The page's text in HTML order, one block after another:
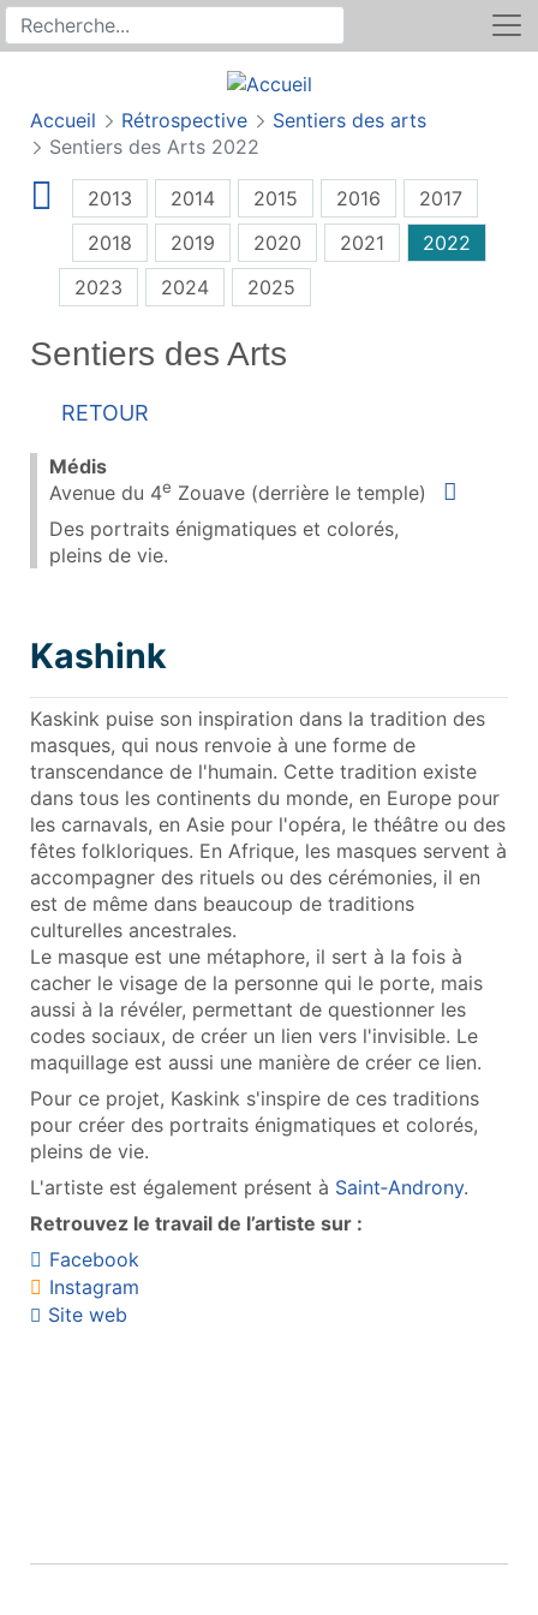
Recherche sur le site
Rechercher
Accueil Rétrospective
Sentiers des arts
Sentiers des Arts 2022
2013 2014 2015 2016
2017
2018
2019 2020 2021
2022
2023
2024 2025
Sentiers des Arts
Retour
Médis
Avenue du 4e Zouave (derrière le temple)
Situer
Des portraits énigmatiques et colorés,
pleins de vie.
Kashink
Kaskink puise son inspiration dans la tradition des
masques, qui nous renvoie à une forme de
transcendance de l'humain. Cette tradition existe
dans tous les continents du monde, en Europe pour
les carnavals, en Asie pour l'opéra, le théâtre ou des
fêtes folkloriques. En Afrique, les masques servent à
accompagner des rituels ou des cérémonies, il en
est de même dans beaucoup de traditions
culturelles ancestrales.
Le masque est une métaphore, il sert à la fois à
cacher le visage de la personne qui le porte, mais
aussi à la révéler, permettant de questionner les
codes sociaux, de créer un lien vers l'invisible. Le
maquillage est aussi une manière de créer ce lien.
Pour ce projet, Kaskink s'inspire de ces traditions
pour créer des portraits énigmatiques et colorés,
pleins de vie.
L'artiste est également présent à Saint‑Androny.
Retrouvez le travail de l’artiste sur :
Facebook
Instagram
Site web